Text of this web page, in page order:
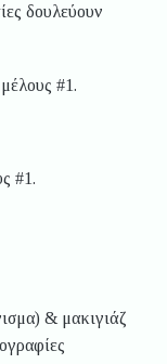
δουλεύουν
#1.
#1.
& μακιγιάζ